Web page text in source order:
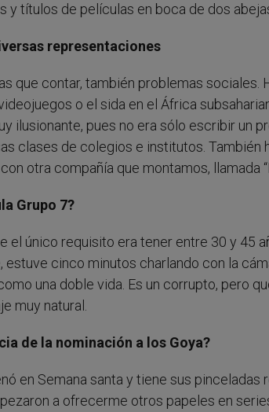
y títulos de películas en boca de dos
representaciones
que contar, también problemas sociales.
o el sida en el África
ilusionante, pues no era sólo escribir un
clases de colegios e institutos. También
otra compañía que montamos, llamada
Grupo 7?
el único requisito era tener entre 30 y 45
estuve cinco minutos charlando con la
una doble vida. Es un corrupto, pero
muy natural.
de la nominación a los Goya?
en Semana santa y tiene sus pinceladas
a ofrecerme otros papeles en